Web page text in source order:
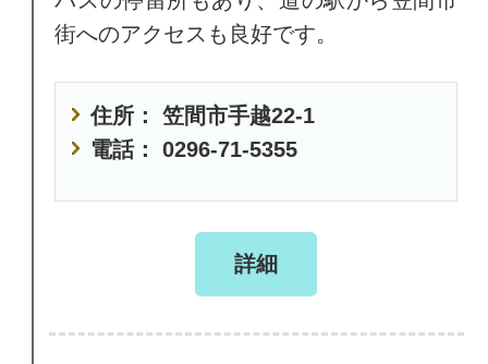
街へのアクセスも良好です。
住所： 笠間市手越22-1
電話： 0296-71-5355
詳細